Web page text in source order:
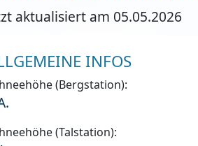
aktualisiert am 05.05.2026
INFOS
(Bergstation):
(Talstation):